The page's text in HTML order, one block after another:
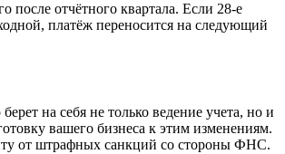
после отчётного квартала. Если 28-е
платёж переносится на следующий
на себя не только ведение учета, но и
вашего бизнеса к этим изменениям.
от штрафных санкций со стороны ФНС.